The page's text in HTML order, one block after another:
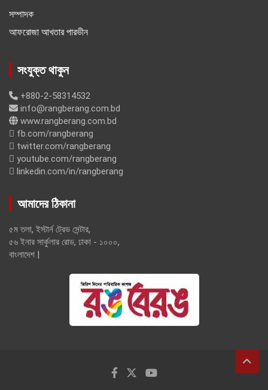
সম্পাদক
আফরোজা আখতার পারভীন
সংযুক্ত থাকুন
+880-2-58314532
info@rangberang.com.bd
www.rangberang.com.bd
fb.com/rangberang
twitter.com/rangberang
youtube.com/rangberang
linkedin.com/in/rangberang
আমাদের ঠিকানা
৫ম তলা, ইস্টার্ন ট্রেড সেন্টার,
৫৬ ইনার সার্কুলার রোড, ঢাকা - ১০০০,
বাংলাদেশ |